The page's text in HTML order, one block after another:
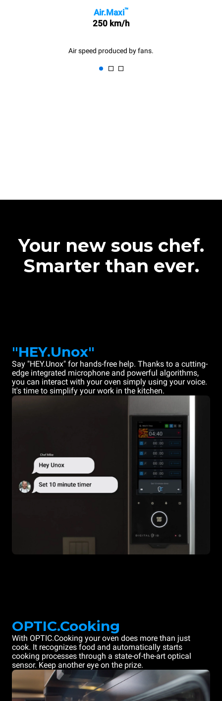
Air.Maxi™
250 km/h
Air speed produced by fans.
Your new sous chef.
Smarter than ever.
"HEY.Unox"
Say "HEY.Unox" for hands-free help. Thanks to a cutting-
edge integrated microphone and powerful algorithms,
you can interact with your oven simply using your voice.
It's time to simplify your work in the kitchen.
OPTIC.Cooking
With OPTIC.Cooking your oven does more than just
cook. It recognizes food and automatically starts
cooking processes through a state-of-the-art optical
sensor. Keep another eye on the prize.